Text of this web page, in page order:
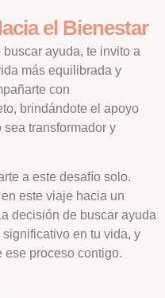
el Bienestar
ayuda, te invito a
más equilibrada y
con
brindándote el apoyo
transformador y
a este desafío solo.
este viaje hacia un
decisión de buscar ayuda
en tu vida, y
ese proceso contigo.